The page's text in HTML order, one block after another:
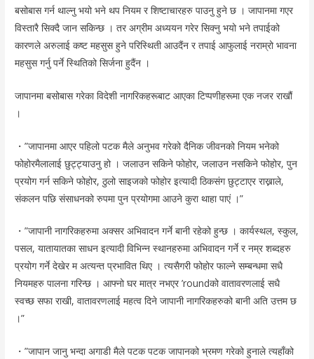
बसोबास गर्न थाल्नु भयो भने थप नियम र शिष्टाचारहरु पाउनु हुने छ । जापानमा गएर
विस्तारै सिक्दै जान सकिन्छ । तर अग्रीम अध्ययन गरेर सिक्नु भयो भने तपाईको
कारणले अरुलाई कष्ट महसुस हुने परिस्थिती आउदैंन र तपाई आफुलाई नराम्रो भावना
महसुस गर्नु पर्ने स्थितिको सिर्जना हुदैंन ।
जापानमा बसोबास गरेका विदेशी नागरिकहरूबाट आएका टिप्पणीहरूमा एक नजर राखौं
।
・”जापानमा आएर पहिलो पटक मैले अनुभव गरेको दैनिक जीवनको नियम भनेको
फोहोरमैलालाई छुट्ट्याउनु हो । जलाउन सकिने फोहोर, जलाउन नसकिने फोहोर, पुन
प्रयोग गर्न सकिने फोहोर, ठुलो साइजको फोहोर इत्यादी ठिकसंग छुट्टाएर राख्नाले,
संकलन पछि संसाधनको रुपमा पुन प्रयोगमा आउने कुरा थाहा पाएं ।”
・”जापानी नागरिकहरुमा अक्सर अभिवादन गर्ने बानी रहेको हुन्छ । कार्यस्थल, स्कुल,
पसल, यातायातका साधन इत्यादी विभिन्न स्थानहरुमा अभिवादन गर्ने र नम्र शब्दहरु
प्रयोग गर्ने देखेर म अत्यन्त प्रभावित थिए । त्यसैगरी फोहोर फाल्ने सम्बन्धमा सधै
नियमहरु पालना गरिन्छ । आफ्नो घर मात्र नभएर ’roundको वातावरणलाई सधै
स्वच्छ सफा राखी, वातावरणलाई महत्व दिने जापानी नागरिकहरुको बानी अति उत्तम छ
।”
・”जापान जानु भन्दा अगाडी मैले पटक पटक जापानको भ्रमण गरेको हुनाले त्यहाँको